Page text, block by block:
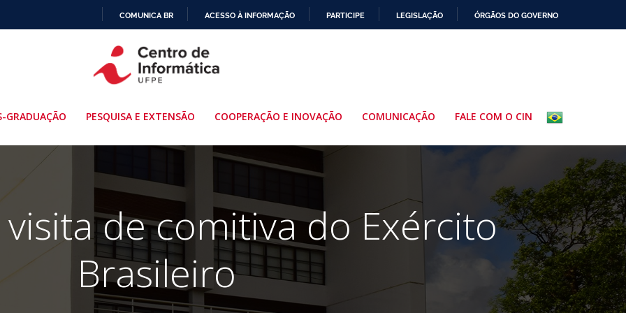
PARA
O
COMUNICA BR ACESSO À INFORMAÇÃO PARTICIPE LEGISLAÇÃO ÓRGÃOS DO GOVERNO
GRADUAÇÃO PESQUISA E EXTENSÃO COOPERAÇÃO E INOVAÇÃO COMUNICAÇÃO FALE COM O CIN
de comitiva do Exército
Brasileiro